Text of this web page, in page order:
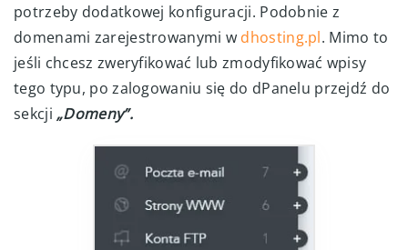
potrzeby dodatkowej konfiguracji. Podobnie z
domenami zarejestrowanymi w dhosting.pl. Mimo to
jeśli chcesz zweryfikować lub zmodyfikować wpisy
tego typu, po zalogowaniu się do dPanelu przejdź do
sekcji „Domeny”.